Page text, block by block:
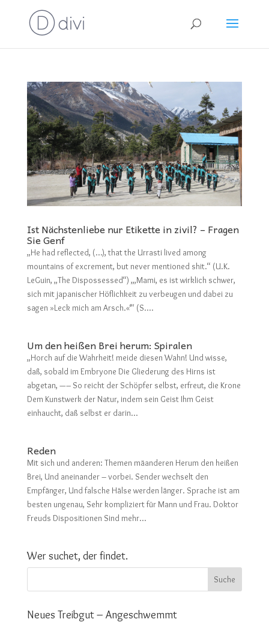
Ist Nächstenliebe nur Etikette in zivil? – Fragen
Sie Genf
„He had reflected, (…), that the Urrasti lived among
mountains of excrement, but never mentioned shit.“ (U.K.
LeGuin, „The Dispossessed“) „‚Mami, es ist wirklich schwer,
sich mit japanischer Höflichkeit zu verbeugen und dabei zu
sagen »Leck mich am Arsch.«‘“ (S....
Um den heißen Brei herum: Spiralen
„Horch auf die Wahrheit! meide diesen Wahn! Und wisse,
daß, sobald im Embryone Die Gliederung des Hirns ist
abgetan, —– So reicht der Schöpfer selbst, erfreut, die Krone
Dem Kunstwerk der Natur, indem sein Geist Ihm Geist
einhaucht, daß selbst er darin...
Reden
Mit sich und anderen: Themen mäanderen Herum den heißen
Brei, Und aneinander – vorbei. Sender wechselt den
Empfänger, Und falsche Hälse werden länger. Sprache ist am
besten ungenau, Sehr kompliziert für Mann und Frau. Doktor
Freuds Dispositionen Sind mehr...
Wer suchet, der findet.
Neues Treibgut – Angeschwemmt